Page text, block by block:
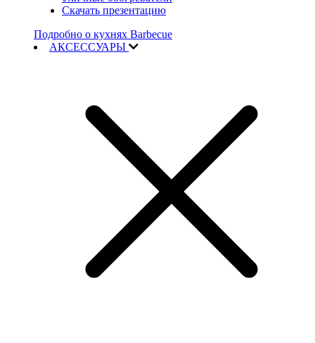
Скачать презентацию
Подробно о кухнях Barbecue
АКСЕССУАРЫ